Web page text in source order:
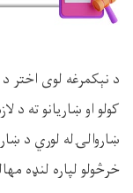
د نېکمرغه لوی اختر
کولو او ښاریانو ته د
ښاروالۍله لوري د ښار
خرڅولو لپاره لنډه